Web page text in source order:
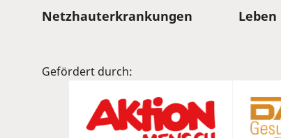
Sitemap
Netzhauterkrankungen Leben
Gefördert durch: